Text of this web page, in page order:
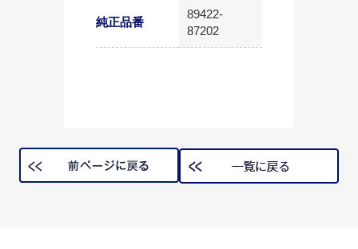
純正品番
89422-
87202